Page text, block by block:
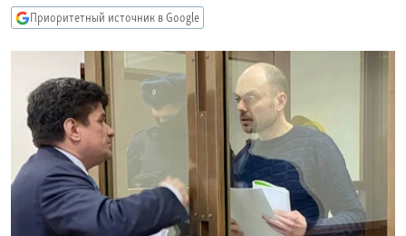
главной
навигации
Вернутся
поиску
IDEL.РЕАЛИИ
КАВКАЗ.РЕАЛИИ
СЕВЕР.РЕАЛИИ
СИБИРЬ.РЕАЛИИ
РАСПИСАНИЕ ВЕЩАНИЯ
ПОДПИШИТЕСЬ НА РАССЫЛКУ
Приоритетный источник в Google